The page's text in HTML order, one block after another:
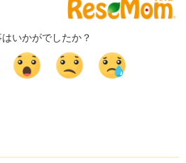
いかがでしたか？